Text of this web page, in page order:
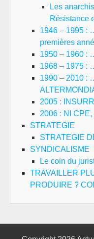
Les
Résistance
1946 – 1995 :
premières
1950 – 1960 :
1968 – 1975 :
1990 – 2010 :
2005 :
2006 : NI CPE,
STRATEGIE
STRATEGIE
SYNDICALISME
Le coin du
TRAVAILLER
PRODUIRE ?